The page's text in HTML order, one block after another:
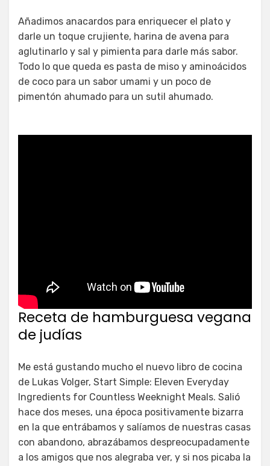
Añadimos anacardos para enriquecer el plato y
darle un toque crujiente, harina de avena para
aglutinarlo y sal y pimienta para darle más sabor.
Todo lo que queda es pasta de miso y aminoácidos
de coco para un sabor umami y un poco de
pimentón ahumado para un sutil ahumado.
Receta de hamburguesa vegana
de judías
Me está gustando mucho el nuevo libro de cocina
de Lukas Volger, Start Simple: Eleven Everyday
Ingredients for Countless Weeknight Meals. Salió
hace dos meses, una época positivamente bizarra
en la que entrábamos y salíamos de nuestras casas
con abandono, abrazábamos despreocupadamente
a los amigos que nos alegraba ver, y si nos picaba la